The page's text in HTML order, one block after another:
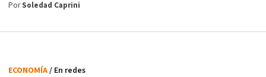
PorSoledad Caprini
ECONOMÍA/ En redes